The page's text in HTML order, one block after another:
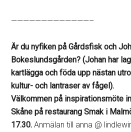
—————————————–
Är du nyfiken på Gårdsfisk och
Bokeslundsgården? (Johan har
kartlägga och föda upp nästan
kultur- och lantraser av fågel).
Välkommen på inspirationsmöte
Skåne på restaurang Smak i
17.30.Anmälan till anna @